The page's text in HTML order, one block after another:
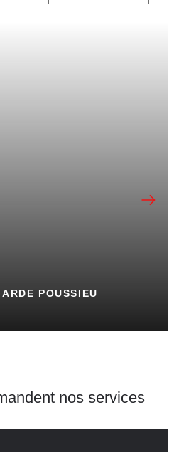
POUSSIEU
nos services